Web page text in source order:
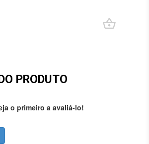
PRODUTO
o primeiro a avaliá-lo!